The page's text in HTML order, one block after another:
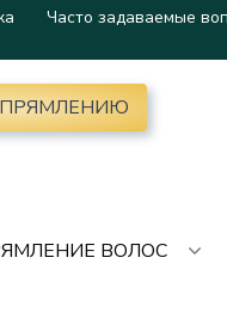
Часто задаваемые
ВОЛОС